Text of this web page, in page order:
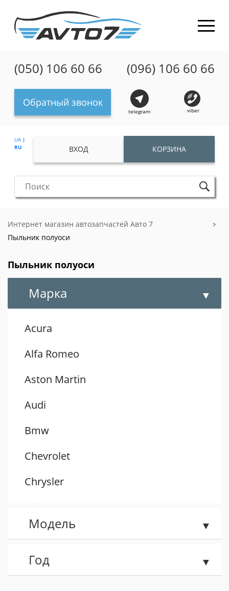
(050) 106 60 66 (096) 106 60 66
Обратный звонок
telegram viber
UA|
RU
ВХОД КОРЗИНА
Интернет магазин автозапчастей Авто 7
Пыльник полуоси
Пыльник полуоси
Марка
Acura
Alfa Romeo
Aston Martin
Audi
Bmw
Chevrolet
Chrysler
Dacia
Daewoo
Модель
Год